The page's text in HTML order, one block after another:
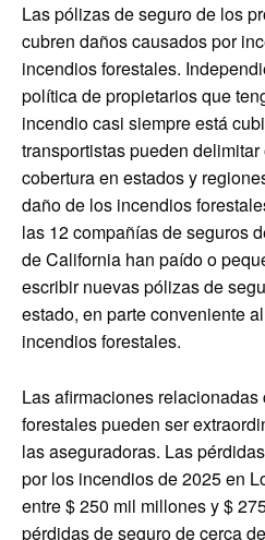
Las pólizas de seguro de los
cubren daños causados ​​por
incendios forestales.
política de propietarios que
incendio casi siempre está
transportistas pueden
cobertura en estados y
daño de los incendios
las 12 compañías de seguros
de California han paído o
escribir nuevas pólizas de
estado, en parte conveniente
incendios forestales.
Las afirmaciones
forestales pueden ser
las aseguradoras. Las
por los incendios de 2025 en
entre $ 250 mil millones y $
pérdidas de seguro de cerca